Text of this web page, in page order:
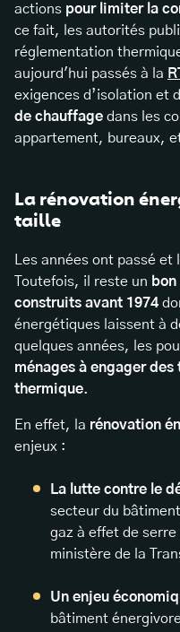
actions pour limiter la
ce fait, les autorités
réglementation
aujourd'hui passés à la
exigences d’isolation et
de chauffage dans les
appartement, bureaux,
La rénovation
taille
Les années ont passé
Toutefois, il reste un
construits avant 1974
énergétiques laissent à
quelques années, les
ménages à engager
thermique.
En effet, la rénovation
enjeux :
La lutte contre le
secteur du
gaz à effet de serre
ministère de la
Un enjeu
bâtiment